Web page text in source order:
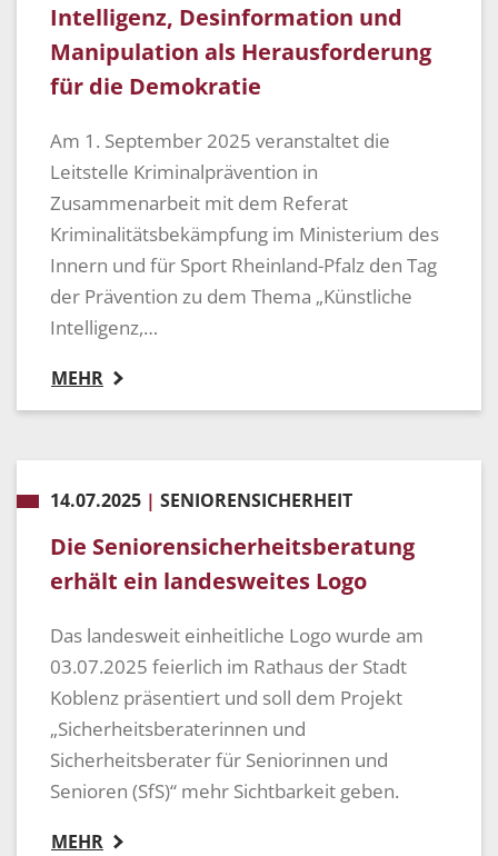
Intelligenz, Desinformation und
Manipulation als Herausforderung
für die Demokratie
Am 1. September 2025 veranstaltet die
Leitstelle Kriminalprävention in
Zusammenarbeit mit dem Referat
Kriminalitätsbekämpfung im Ministerium des
Innern und für Sport Rheinland-Pfalz den Tag
der Prävention zu dem Thema „Künstliche
Intelligenz,…
MEHR
14.07.2025 | SENIORENSICHERHEIT
Die Seniorensicherheitsberatung
erhält ein landesweites Logo
Das landesweit einheitliche Logo wurde am
03.07.2025 feierlich im Rathaus der Stadt
Koblenz präsentiert und soll dem Projekt
„Sicherheitsberaterinnen und
Sicherheitsberater für Seniorinnen und
Senioren (SfS)“ mehr Sichtbarkeit geben.
MEHR